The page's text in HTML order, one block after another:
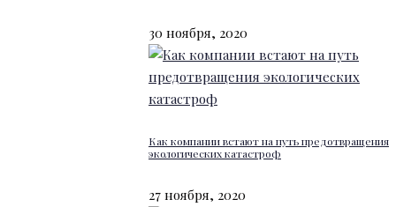
30 ноября, 2020
Как компании встают на путь предотвращения
экологических катастроф
27 ноября, 2020